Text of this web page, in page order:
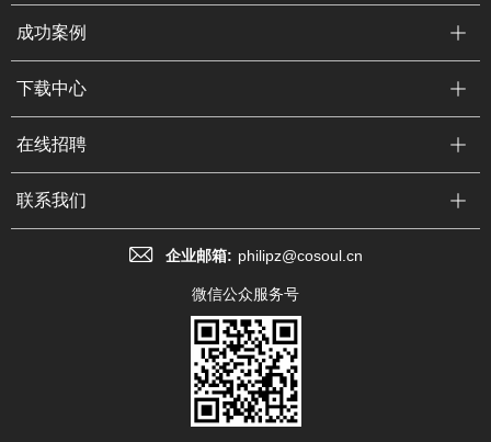
成功案例
下载中心
在线招聘
联系我们
企业邮箱: philipz@cosoul.cn
微信公众服务号